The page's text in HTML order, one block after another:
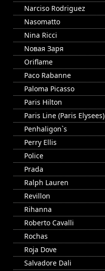
Narciso Rodriguez
Nasomatto
Nina Ricci
Nовая Заря
Oriflame
Paco Rabanne
Paloma Picasso
Paris Hilton
Paris Line (Paris Elysees)
Penhaligon`s
Perry Ellis
Police
Prada
Ralph Lauren
Revillon
Rihanna
Roberto Cavalli
Rochas
Roja Dove
Salvadore Dali